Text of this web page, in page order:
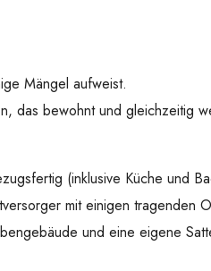
Mängel aufweist.
das bewohnt und gleichzeitig
(inklusive Küche und
mit einigen tragenden
und eine eigene